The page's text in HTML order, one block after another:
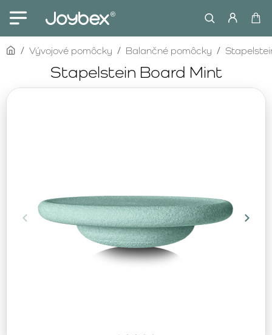
Stapelstein Board Mint
homeVývojové pomôcky Balančné pomôcky